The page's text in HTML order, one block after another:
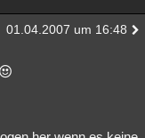
01.04.2007 um 16:48